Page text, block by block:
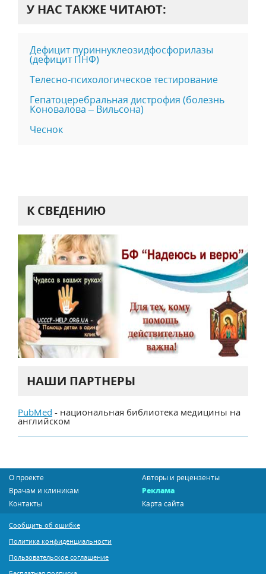
У НАС ТАКЖЕ ЧИТАЮТ:
Дефицит пуриннуклеозидфосфорилазы
(дефицит ПНФ)
Телесно-психологическое тестирование
Гепатоцеребральная дистрофия (болезнь
Коновалова – Вильсона)
Чеснок
К СВЕДЕНИЮ
НАШИ ПАРТНЕРЫ
PubMed - национальная библиотека медицины на
английском
О проекте
Авторы и рецензенты
Врачам и клиникам
Реклама
Контакты
Карта сайта
Сообщить об ошибке
Политика конфиденциальности
Пользовательское соглашение